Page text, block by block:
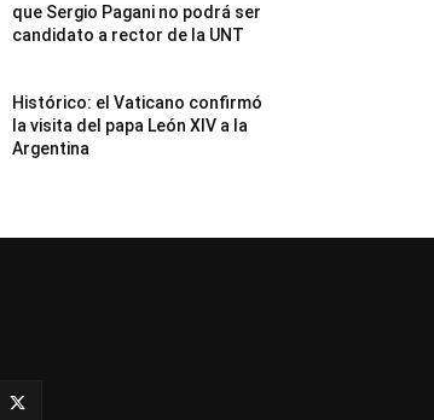
que Sergio Pagani no podrá ser
candidato a rector de la UNT
Histórico: el Vaticano confirmó
la visita del papa León XIV a la
Argentina